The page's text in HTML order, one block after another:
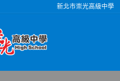
新北市崇光高級中學